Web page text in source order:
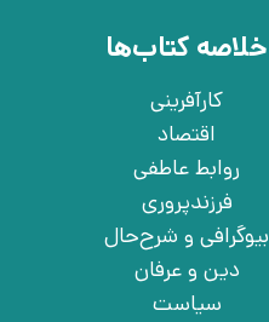
خلاصه کتاب‌ها
کارآفرینی
اقتصاد
روابط عاطفی
فرزندپروری
بیوگرافی و شرح‌حال
دین و عرفان
سیاست